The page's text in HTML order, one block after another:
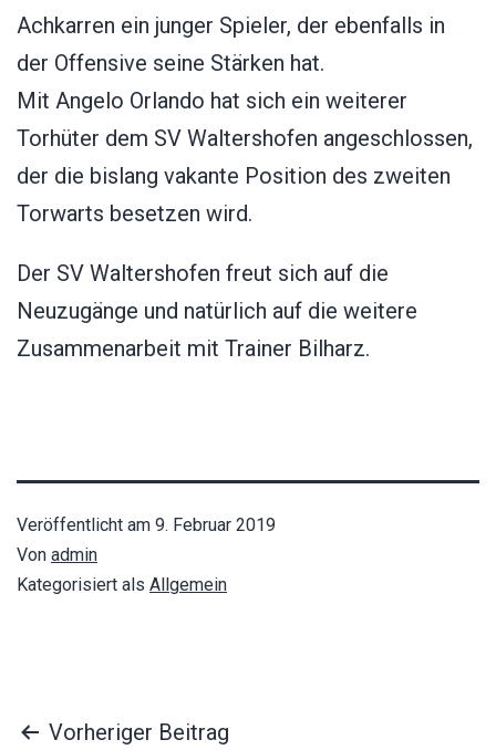
Achkarren ein junger Spieler, der ebenfalls in
der Offensive seine Stärken hat.
Mit Angelo Orlando hat sich ein weiterer
Torhüter dem SV Waltershofen angeschlossen,
der die bislang vakante Position des zweiten
Torwarts besetzen wird.
Der SV Waltershofen freut sich auf die
Neuzugänge und natürlich auf die weitere
Zusammenarbeit mit Trainer Bilharz.
Veröffentlicht am 9. Februar 2019
Von admin
Kategorisiert als Allgemein
Beitragsnavigation
Vorheriger Beitrag